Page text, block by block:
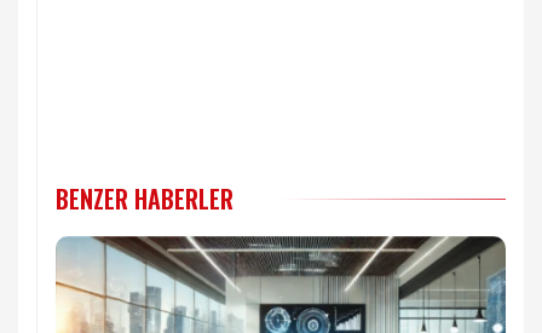
BENZER HABERLER